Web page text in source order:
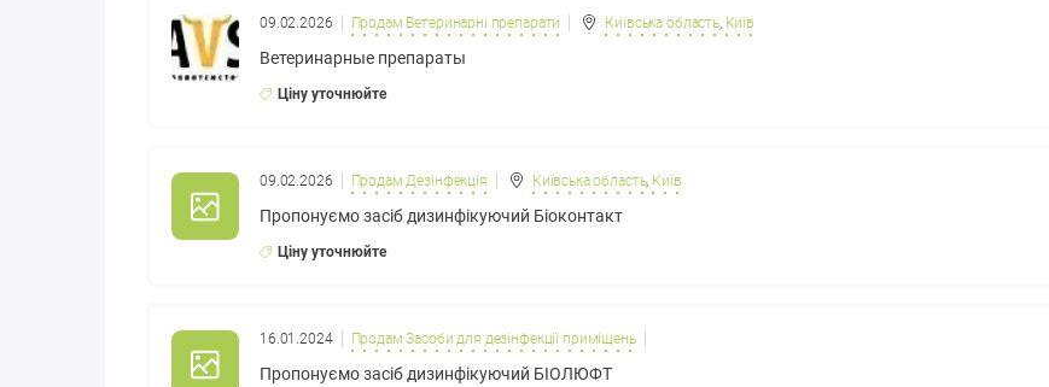
09.02.2026 Продам Ветеринарні препарати Київська область, Київ
Ветеринарные препараты
Ціну уточнюйте
09.02.2026 Продам Дезінфекція Київська область, Київ
Пропонуємо засіб дизинфікуючий Біоконтакт
Ціну уточнюйте
16.01.2024 Продам Засоби для дезінфекції приміщень
Пропонуємо засіб дизинфікуючий БІОЛЮФТ